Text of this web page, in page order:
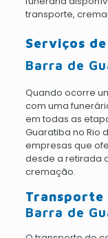
transporte,
Serviços
Barra de
Quando ocorre
com uma
em todas as
Guaratiba no Rio
empresas que
desde a retirada
cremação.
Transporte
Barra de